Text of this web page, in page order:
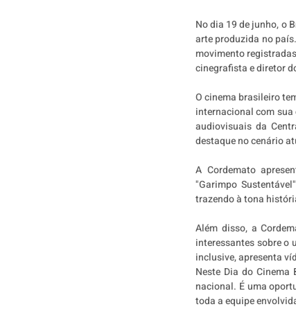
No dia 19 de junho, o
arte produzida no
movimento
cinegrafista e diretor
O cinema brasileiro
internacional com
audiovisuais da
destaque no cenário
A Cordemato
"Garimpo
trazendo à tona
Além disso, a
interessantes sobre o
inclusive, apresenta
Neste Dia do
nacional. É uma
toda a equipe